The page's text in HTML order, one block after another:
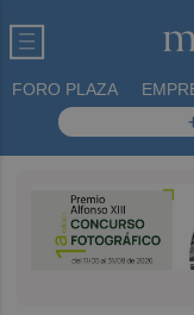
FORO PLAZA